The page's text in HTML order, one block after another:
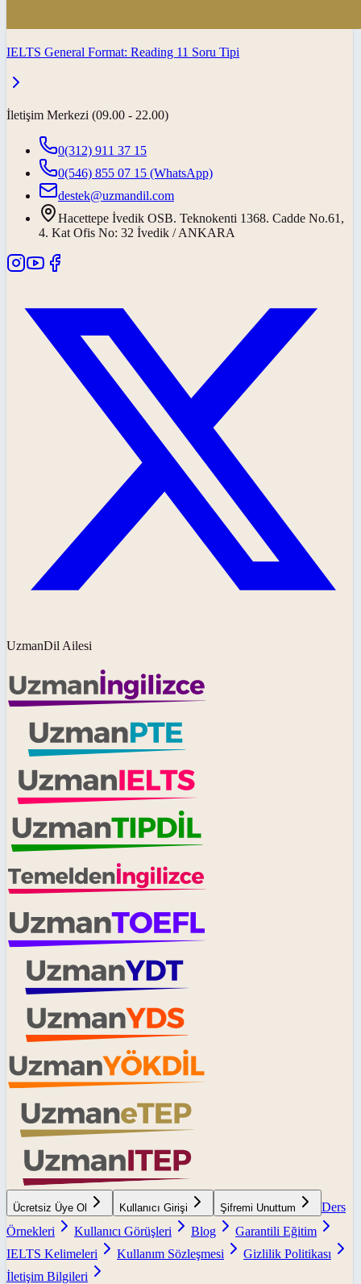
IELTS General Format: Reading 11 Soru Tipi
İletişim Merkezi (09.00 - 22.00)
0(312) 911 37 15
0(546) 855 07 15 (WhatsApp)
destek@uzmandil.com
Hacettepe İvedik OSB. Teknokenti 1368. Cadde No.61,
4. Kat Ofis No: 32 İvedik / ANKARA
UzmanDil Ailesi
Ücretsiz Üye Ol Kullanıcı Girişi Şifremi Unuttum
Ders
Örnekleri
Kullanıcı Görüşleri Blog
Garantili Eğitim
IELTS Kelimeleri
Kullanım Sözleşmesi
Gizlilik Politikası
İletişim Bilgileri